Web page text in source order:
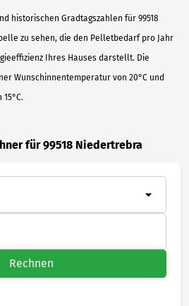
historischen Gradtagszahlen für 99518
zu sehen, die den Pelletbedarf pro Jahr
Ihres Hauses darstellt. Die
Wunschinnentemperatur von 20°C und
für 99518 Niedertrebra
Rechnen